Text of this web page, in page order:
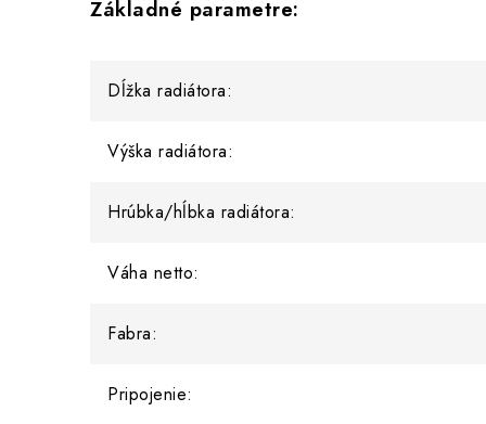
Základné parametre:
Dĺžka radiátora:
Výška radiátora:
Hrúbka/hĺbka radiátora:
Váha netto:
Fabra:
Pripojenie: